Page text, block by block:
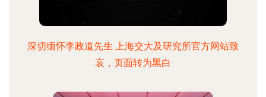
深切缅怀李政道先生 上海交大及研究所官方网站致
哀，页面转为黑白